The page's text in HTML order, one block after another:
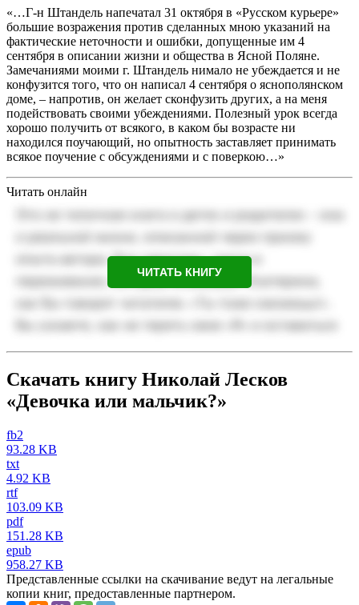
«…Г-н Штандель напечатал 31 октября в «Русском курьере»
большие возражения против сделанных мною указаний на
фактические неточности и ошибки, допущенные им 4
сентября в описании жизни и общества в Ясной Поляне.
Замечаниями моими г. Штандель нимало не убеждается и не
конфузится того, что он написал 4 сентября о яснополянском
доме, – напротив, он желает сконфузить других, а на меня
подействовать своими убеждениями. Полезный урок всегда
хорошо получить от всякого, в каком бы возрасте ни
находился поучающий, но опытность заставляет принимать
всякое поучение с обсуждениями и с поверкою…»
Читать онлайн
ЧИТАТЬ КНИГУ
Скачать книгу Николай Лесков
«Девочка или мальчик?»
fb2
93.28 KB
txt
4.92 KB
rtf
103.09 KB
pdf
151.28 KB
epub
958.27 KB
Представленные ссылки на скачивание ведут на легальные
копии книг, предоставленные партнером.